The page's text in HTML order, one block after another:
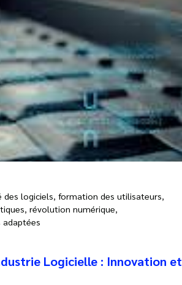
des logiciels, formation des utilisateurs,
, révolution numérique,
Logicielle : Innovation et